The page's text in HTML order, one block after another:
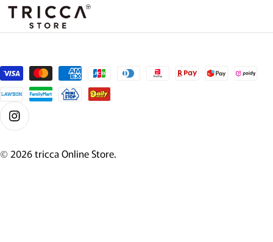
支払い方法
Instagram
© 2026tricca Online Store.